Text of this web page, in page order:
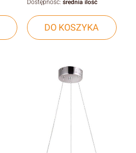
DO KOSZYKA
Dostępność: średnia ilość